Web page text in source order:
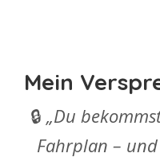
Mein
🔒 „Du
Fahrplan –